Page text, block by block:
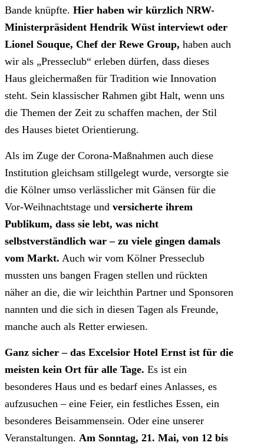
Bande knüpfte. Hier haben wir kürzlich NRW-
Ministerpräsident Hendrik Wüst interviewt oder
Lionel Souque, Chef der Rewe Group, haben auch
wir als „Presseclub“ erleben dürfen, dass dieses
Haus gleichermaßen für Tradition wie Innovation
steht. Sein klassischer Rahmen gibt Halt, wenn uns
die Themen der Zeit zu schaffen machen, der Stil
des Hauses bietet Orientierung.
Als im Zuge der Corona-Maßnahmen auch diese
Institution gleichsam stillgelegt wurde, versorgte sie
die Kölner umso verlässlicher mit Gänsen für die
Vor-Weihnachtstage und versicherte ihrem
Publikum, dass sie lebt, was nicht
selbstverständlich war – zu viele gingen damals
vom Markt. Auch wir vom Kölner Presseclub
mussten uns bangen Fragen stellen und rückten
näher an die, die wir leichthin Partner und Sponsoren
nannten und die sich in diesen Tagen als Freunde,
manche auch als Retter erwiesen.
Ganz sicher – das Excelsior Hotel Ernst ist für die
meisten kein Ort für alle Tage. Es ist ein
besonderes Haus und es bedarf eines Anlasses, es
aufzusuchen – eine Feier, ein festliches Essen, ein
besonderes Beisammensein. Oder eine unserer
Veranstaltungen. Am Sonntag, 21. Mai, von 12 bis